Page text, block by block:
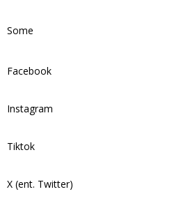
Some
Facebook
Instagram
Tiktok
X (ent. Twitter)